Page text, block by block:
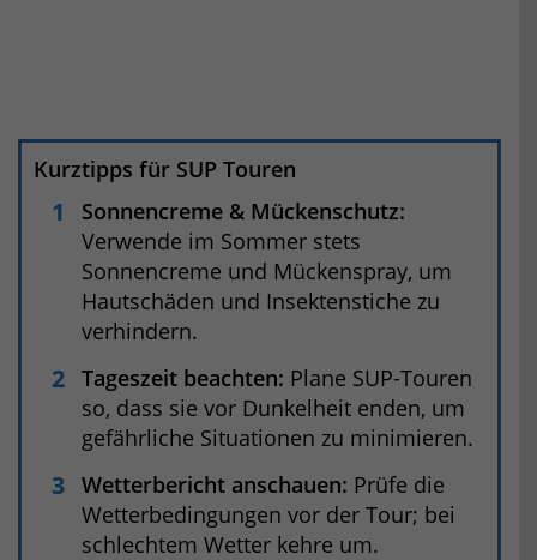
Kurztipps für SUP Touren
Sonnencreme & Mückenschutz:
Verwende im Sommer stets
Sonnencreme und Mückenspray, um
Hautschäden und Insektenstiche zu
verhindern.
Tageszeit beachten: Plane SUP-Touren
so, dass sie vor Dunkelheit enden, um
gefährliche Situationen zu minimieren.
Wetterbericht anschauen: Prüfe die
Wetterbedingungen vor der Tour; bei
schlechtem Wetter kehre um.